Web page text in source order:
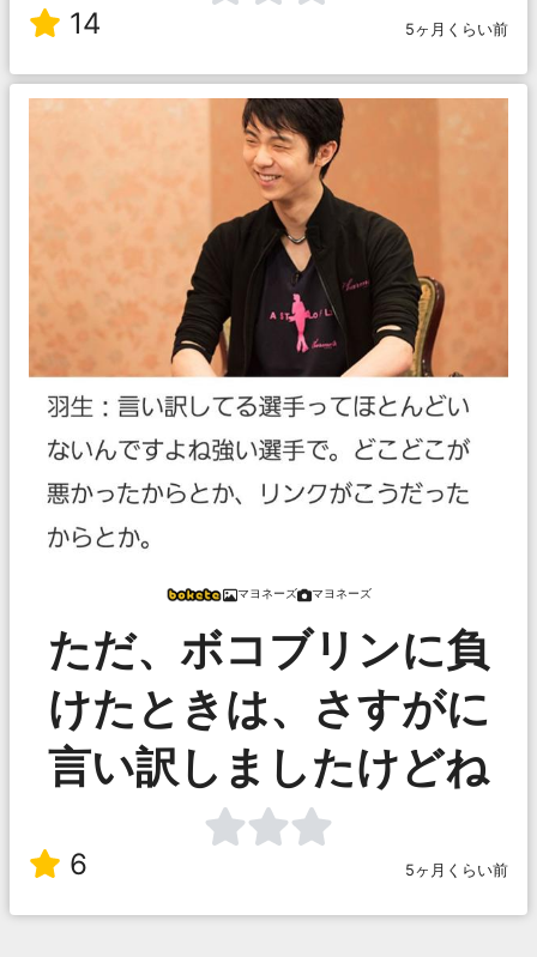
14 5ヶ月くらい前
マヨネーズ マヨネーズ
ただ、ボコブリンに負
けたときは、さすがに
言い訳しましたけどね
6 5ヶ月くらい前